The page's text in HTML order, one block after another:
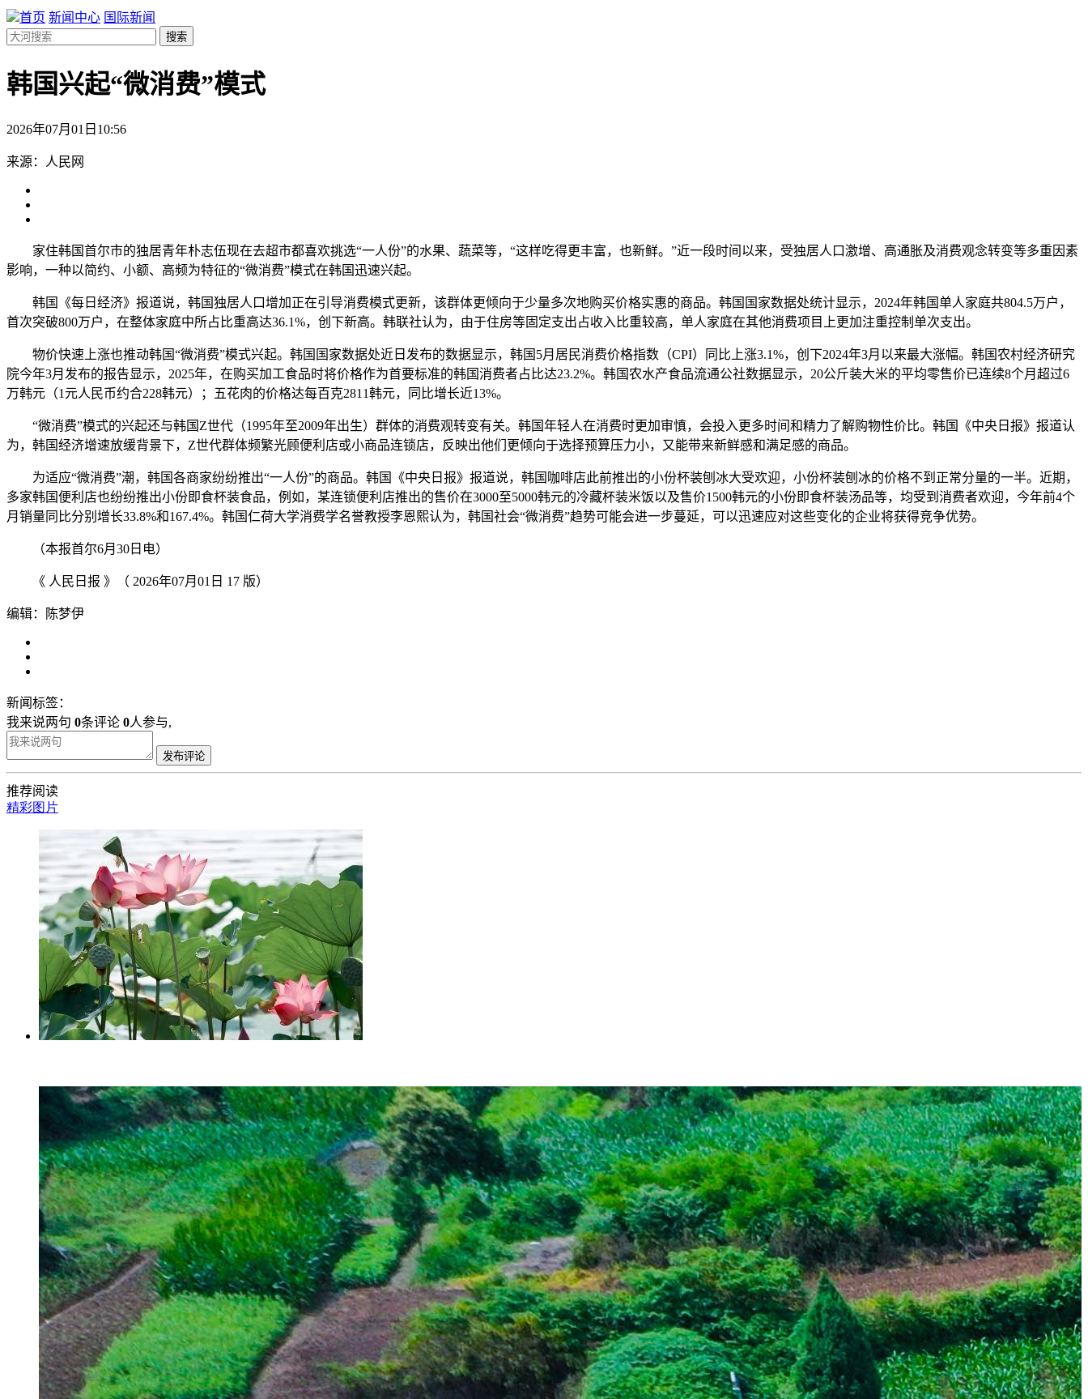
首页 新闻中心 国际新闻
搜索
韩国兴起“微消费”模式
2026年07月01日10:56
来源：人民网
家住韩国首尔市的独居青年朴志伍现在去超市都喜欢挑选“一人份”的水果、蔬菜等，“这样吃得更丰富，也新鲜。”近一段时间以来，受独居人口激增、高通胀及消费观念转变等多重因素
影响，一种以简约、小额、高频为特征的“微消费”模式在韩国迅速兴起。
韩国《每日经济》报道说，韩国独居人口增加正在引导消费模式更新，该群体更倾向于少量多次地购买价格实惠的商品。韩国国家数据处统计显示，2024年韩国单人家庭共804.5万户，
首次突破800万户，在整体家庭中所占比重高达36.1%，创下新高。韩联社认为，由于住房等固定支出占收入比重较高，单人家庭在其他消费项目上更加注重控制单次支出。
物价快速上涨也推动韩国“微消费”模式兴起。韩国国家数据处近日发布的数据显示，韩国5月居民消费价格指数（CPI）同比上涨3.1%，创下2024年3月以来最大涨幅。韩国农村经济研究
院今年3月发布的报告显示，2025年，在购买加工食品时将价格作为首要标准的韩国消费者占比达23.2%。韩国农水产食品流通公社数据显示，20公斤装大米的平均零售价已连续8个月超过6
万韩元（1元人民币约合228韩元）；五花肉的价格达每百克2811韩元，同比增长近13%。
“微消费”模式的兴起还与韩国Z世代（1995年至2009年出生）群体的消费观转变有关。韩国年轻人在消费时更加审慎，会投入更多时间和精力了解购物性价比。韩国《中央日报》报道认
为，韩国经济增速放缓背景下，Z世代群体频繁光顾便利店或小商品连锁店，反映出他们更倾向于选择预算压力小，又能带来新鲜感和满足感的商品。
为适应“微消费”潮，韩国各商家纷纷推出“一人份”的商品。韩国《中央日报》报道说，韩国咖啡店此前推出的小份杯装刨冰大受欢迎，小份杯装刨冰的价格不到正常分量的一半。近期，
多家韩国便利店也纷纷推出小份即食杯装食品，例如，某连锁便利店推出的售价在3000至5000韩元的冷藏杯装米饭以及售价1500韩元的小份即食杯装汤品等，均受到消费者欢迎，今年前4个
月销量同比分别增长33.8%和167.4%。韩国仁荷大学消费学名誉教授李恩熙认为，韩国社会“微消费”趋势可能会进一步蔓延，可以迅速应对这些变化的企业将获得竞争优势。
（本报首尔6月30日电）
《 人民日报 》（ 2026年07月01日 17 版）
编辑：陈梦伊
新闻标签：
我来说两句 0条评论 0人参与,
发布评论
推荐阅读